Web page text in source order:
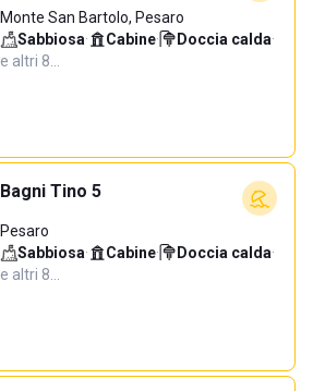
Monte San Bartolo, Pesaro
Sabbiosa· Cabine· Doccia calda·
e altri 8…
Bagni Tino 5
Pesaro
Sabbiosa· Cabine· Doccia calda·
e altri 8…